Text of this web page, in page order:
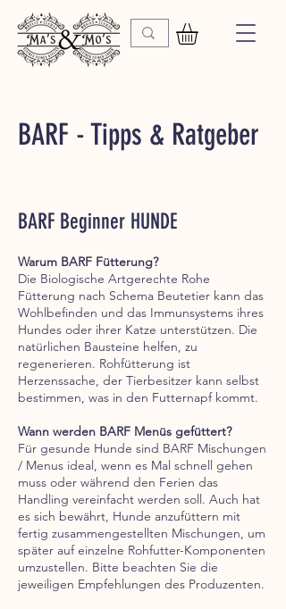
BARF - Tipps & Ratgeber
BARF Beginner HUNDE
Warum BARF Fütterung?
Die Biologische Artgerechte Rohe
Fütterung nach Schema Beutetier kann das
Wohlbefinden und das Immunsystems ihres
Hundes oder ihrer Katze unterstützen. Die
natürlichen Bausteine helfen, zu
regenerieren. Rohfütterung ist
Herzenssache, der Tierbesitzer kann selbst
bestimmen, was in den Futternapf kommt.
Wann werden BARF Menüs gefüttert?
Für gesunde Hunde sind BARF Mischungen
/ Menus ideal, wenn es Mal schnell gehen
muss oder während den Ferien das
Handling vereinfacht werden soll. Auch hat
es sich bewährt, Hunde anzufüttern mit
fertig zusammengestellten Mischungen, um
später auf einzelne Rohfutter-Komponenten
umzustellen. Bitte beachten Sie die
jeweiligen Empfehlungen des Produzenten.